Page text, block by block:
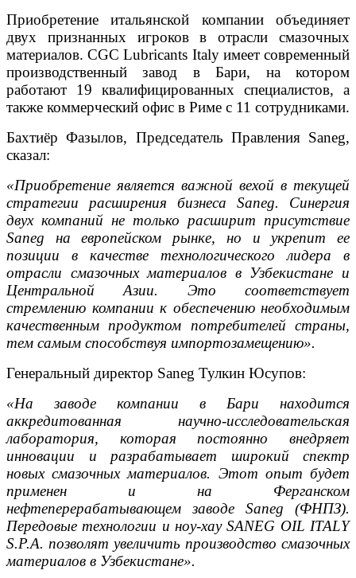
Приобретение итальянской компании объединяет
двух признанных игроков в отрасли смазочных
материалов. CGC Lubricants Italy имеет современный
производственный завод в Бари, на котором
работают 19 квалифицированных специалистов, а
также коммерческий офис в Риме с 11 сотрудниками.
Бахтиёр Фазылов, Председатель Правления Saneg,
сказал:
«Приобретение является важной вехой в текущей
стратегии расширения бизнеса Saneg. Синергия
двух компаний не только расширит присутствие
Saneg на европейском рынке, но и укрепит ее
позиции в качестве технологического лидера в
отрасли смазочных материалов в Узбекистане и
Центральной Азии. Это соответствует
стремлению компании к обеспечению необходимым
качественным продуктом потребителей страны,
тем самым способствуя импортозамещению».
Генеральный директор Saneg Тулкин Юсупов:
«На заводе компании в Бари находится
аккредитованная научно-исследовательская
лаборатория, которая постоянно внедряет
инновации и разрабатывает широкий спектр
новых смазочных материалов. Этот опыт будет
применен и на Ферганском
нефтеперерабатывающем заводе Saneg (ФНПЗ).
Передовые технологии и ноу-хау SANEG OIL ITALY
S.P.A. позволят увеличить производство смазочных
материалов в Узбекистане».